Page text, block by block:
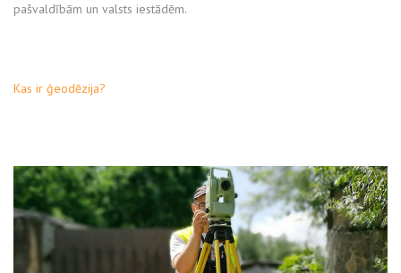
pašvaldībām un valsts iestādēm.
Kas ir ģeodēzija?